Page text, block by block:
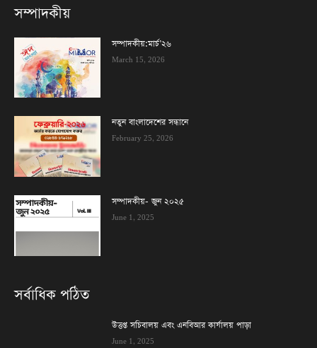
সম্পাদকীয়
সম্পাদকীয়:মার্চ’২৬
March 15, 2026
নতুন বাংলাদেশের সন্ধানে
February 25, 2026
সম্পাদকীয়- জুন ২০২৫
June 1, 2025
সর্বাধিক পঠিত
উত্তপ্ত সচিবালয় এবং এনবিআর কার্যালয় পাড়া
June 1, 2025